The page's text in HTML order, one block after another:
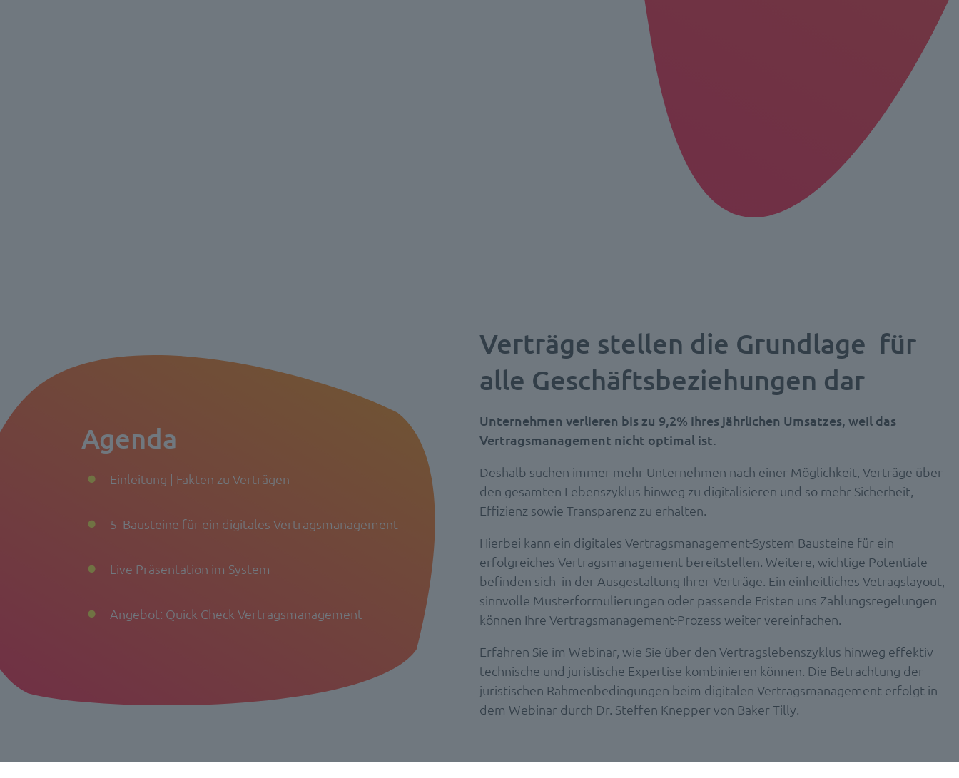
Agenda
Einleitung | Fakten zu Verträgen
5 Bausteine für ein digitales Vertragsmanagement
Live Präsentation im System
Angebot: Quick Check Vertragsmanagement
Verträge stellen die Grundlage für
alle Geschäftsbeziehungen dar
Unternehmen verlieren bis zu 9,2% ihres jährlichen Umsatzes, weil das
Vertragsmanagement nicht optimal ist.
Deshalb suchen immer mehr Unternehmen nach einer Möglichkeit, Verträge über
den gesamten Lebenszyklus hinweg zu digitalisieren und so mehr Sicherheit,
Effizienz sowie Transparenz zu erhalten.
Hierbei kann ein digitales Vertragsmanagement-System Bausteine für ein
erfolgreiches Vertragsmanagement bereitstellen. Weitere, wichtige Potentiale
befinden sich in der Ausgestaltung Ihrer Verträge. Ein einheitliches Vetragslayout,
sinnvolle Musterformulierungen oder passende Fristen uns Zahlungsregelungen
können Ihre Vertragsmanagement-Prozess weiter vereinfachen.
Erfahren Sie im Webinar, wie Sie über den Vertragslebenszyklus hinweg effektiv
technische und juristische Expertise kombinieren können. Die Betrachtung der
juristischen Rahmenbedingungen beim digitalen Vertragsmanagement erfolgt in
dem Webinar durch Dr. Steffen Knepper von Baker Tilly.